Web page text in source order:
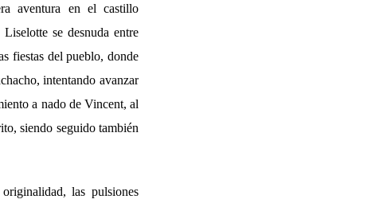
aventura en el castillo
se desnuda entre
fiestas del pueblo, donde
intentando avanzar
a nado de Vincent, al
siendo seguido también
las pulsiones